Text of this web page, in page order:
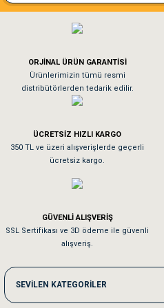
Gönder
El**** Ek******
Köpeğim bayıldı hediyeler için teşekkürler
As**** Tu******
Tavşanım kafesinin kalitesine ve
Sa**** On******
Kedilerim beğeniyorlar. Memnunuz.
Me***** Ya******
Akşam verdiğim sipariş bir sonraki gün
ORJİNAL ÜRÜN GARANTİSİ
Ürünlerimizin tümü resmi
distribütörlerden tedarik edilir.
ÜCRETSİZ HIZLI KARGO
350 TL ve üzeri alışverişlerde geçerli
ücretsiz kargo.
GÜVENLİ ALIŞVERİŞ
SSL Sertifikası ve 3D ödeme ile güvenli
alışveriş.
SEVİLEN KATEGORİLER